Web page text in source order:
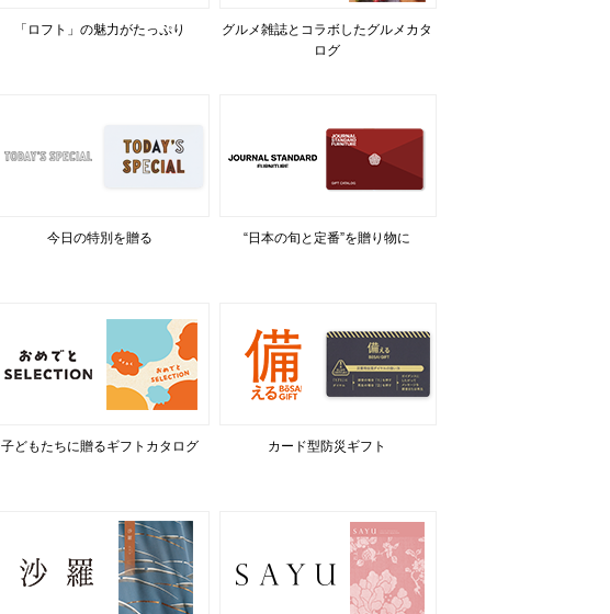
「ロフト」の魅力がたっぷり
グルメ雑誌とコラボしたグルメカタ
ログ
今日の特別を贈る “日本の旬と定番”を贈り物に
子どもたちに贈るギフトカタログ カード型防災ギフト